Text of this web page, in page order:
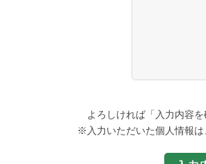
よろしければ「入力内容
※入力いただいた個人情報